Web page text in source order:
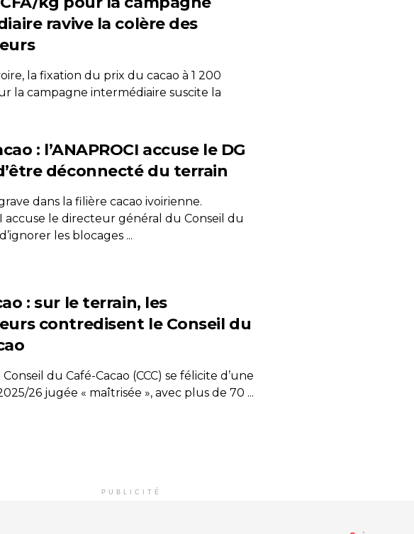
ravive la colère des
la fixation du prix du cacao à 1 200
la campagne intermédiaire suscite la
: l’ANAPROCI accuse le DG
déconnecté du terrain
dans la filière cacao ivoirienne.
accuse le directeur général du Conseil du
les blocages ...
: sur le terrain, les
contredisent le Conseil du
du Café-Cacao (CCC) se félicite d’une
26 jugée « maîtrisée », avec plus de 70 ...
PUBLICITÉ